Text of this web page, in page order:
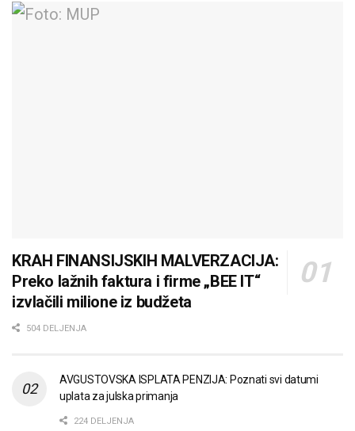
KRAH FINANSIJSKIH MALVERZACIJA:
Preko lažnih faktura i firme „BEE IT“
izvlačili milione iz budžeta
504 DELJENJA
AVGUSTOVSKA ISPLATA PENZIJA: Poznati svi datumi
uplata za julska primanja
224 DELJENJA